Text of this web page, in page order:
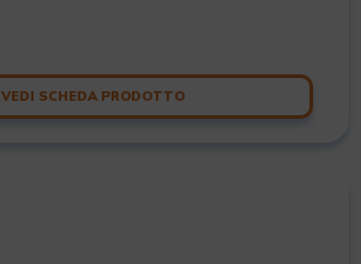
VEDI SCHEDA PRODOTTO